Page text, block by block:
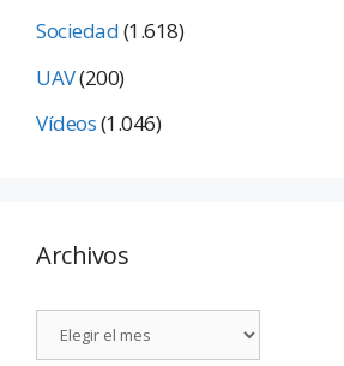
Sociedad(1.618)
UAV(200)
Vídeos(1.046)
Archivos